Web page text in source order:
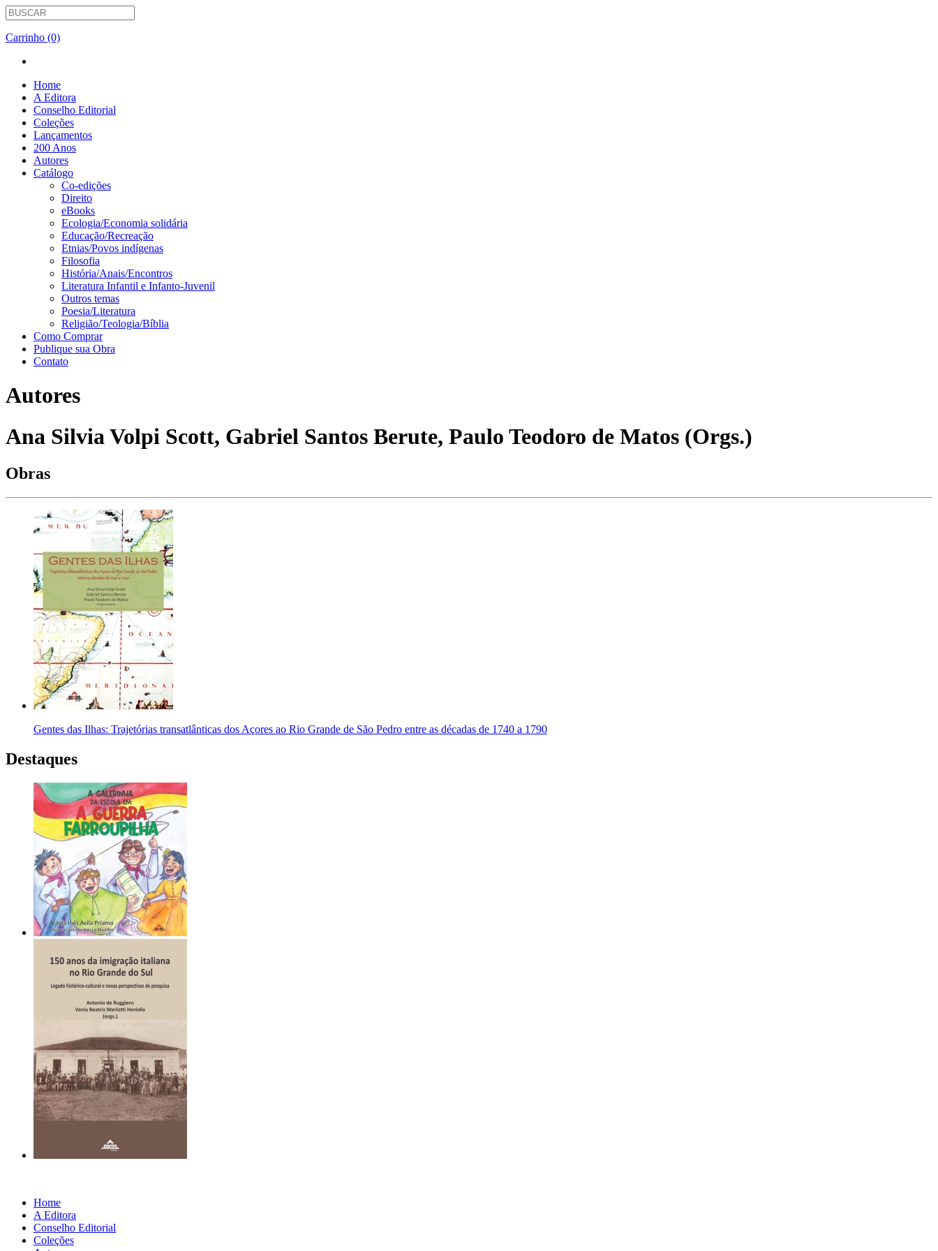
Carrinho (0)
Home
A Editora
Conselho Editorial
Coleções
Lançamentos
200 Anos
Autores
Catálogo
Co-edições
Direito
eBooks
Ecologia/Economia solidária
Educação/Recreação
Etnias/Povos indígenas
Filosofia
História/Anais/Encontros
Literatura Infantil e Infanto-Juvenil
Outros temas
Poesia/Literatura
Religião/Teologia/Bíblia
Como Comprar
Publique sua Obra
Contato
Autores
Ana Silvia Volpi Scott, Gabriel Santos Berute, Paulo Teodoro de Matos (Orgs.)
Obras
Gentes das Ilhas: Trajetórias transatlânticas dos Açores ao Rio Grande de São Pedro entre as décadas de 1740 a 1790
Destaques
Home
A Editora
Conselho Editorial
Coleções